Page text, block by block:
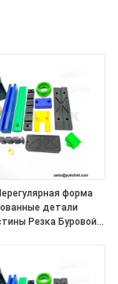
форма
детали
Резка Буровой